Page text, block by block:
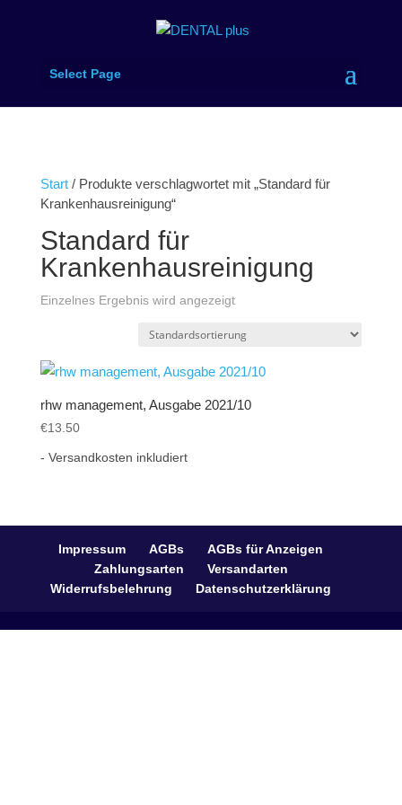
Select Page
Start/ Produkte verschlagwortet mit „Standard für
Krankenhausreinigung“
Standard für
Krankenhausreinigung
Einzelnes Ergebnis wird angezeigt
rhw management, Ausgabe 2021/10
€13.50
- Versandkosten inkludiert
Impressum AGBs
AGBs für Anzeigen
Zahlungsarten
Versandarten
Widerrufsbelehrung
Datenschutzerklärung